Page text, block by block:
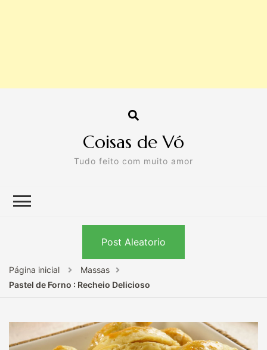
Coisas de Vó
Tudo feito com muito amor
Post Aleatorio
Página inicial
Massas
Pastel de Forno : Recheio Delicioso